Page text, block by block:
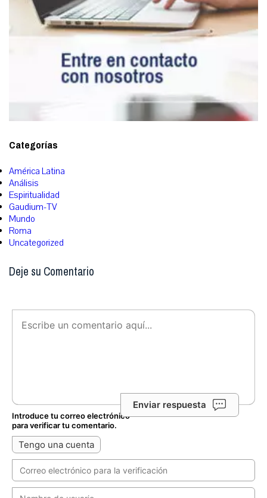
Categorías
América Latina
Análisis
Espiritualidad
Gaudium-TV
Mundo
Roma
Uncategorized
Deje su Comentario
Enviar respuesta
Introduce tu correo electrónico
para verificar tu comentario.
Tengo una cuenta